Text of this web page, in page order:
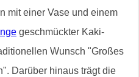
mit einer Vase und einem
geschmückter Kaki-
Wunsch "Großes
Darüber hinaus trägt die